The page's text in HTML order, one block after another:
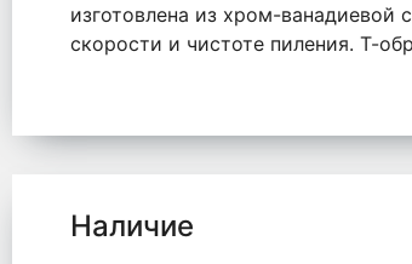
изготовлена из хром-
скорости и чистоте пиления. Т-
Наличие